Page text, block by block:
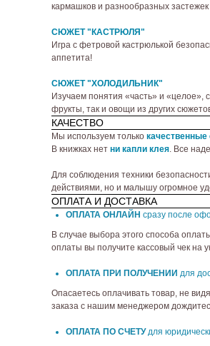
кармашков и разнообразных застежек
СЮЖЕТ "КАСТРЮЛЯ"
Игра с фетровой кастрюлькой
аппетита!
СЮЖЕТ "ХОЛОДИЛЬНИК"
Изучаем понятия «часть» и
фрукты, так и овощи из других
КАЧЕСТВО
Мы используем только
В книжках нет ни капли клея. Все
Для соблюдения техники
действиями, но и малышу огромное
ОПЛАТА И ДОСТАВКА
ОПЛАТА ОНЛАЙН сразу после
В случае выбора этого способа
оплаты вы получите кассовый чек на
ОПЛАТА ПРИ ПОЛУЧЕНИИ для
Опасаетесь оплачивать товар, не
заказа с нашим менеджером
ОПЛАТА ПО СЧЕТУдля